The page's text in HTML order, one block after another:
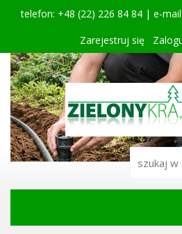
telefon: +48 (22) 226 84 84 | e-mail:
Zarejestruj się